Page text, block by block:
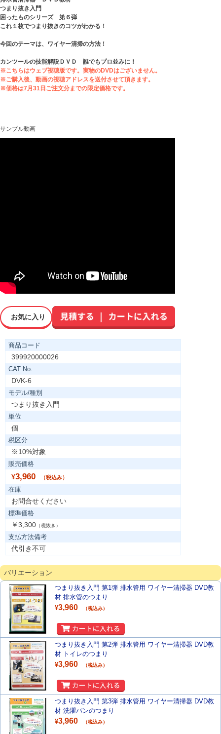
つまり抜き入門
困ったものシリーズ 第６弾
これ１枚でつまり抜きのコツがわかる！
今回のテーマは、ワイヤー清掃の方法！
カンツールの技能解説ＤＶＤ 誰でもプロ並みに！
※こちらはウェブ視聴版です。実物のDVDはございません。
※ご購入後、動画の視聴アドレスを送付させて頂きます。
※価格は7月31日ご注文分までの限定価格です。
サンプル動画
お気に入り
商品コード
399920000026
CAT No.
DVK-6
モデル/種別
つまり抜き入門
単位
個
税区分
※10%対象
販売価格
¥3,960 （税込み）
在庫
お問合せください
標準価格
￥3,300 （税抜き）
支払方法備考
代引き不可
バリエーション
つまり抜き入門 第1弾 排水管用 ワイヤー清掃器 DVD教
材 排水管のつまり
¥3,960 （税込み）
つまり抜き入門 第2弾 排水管用 ワイヤー清掃器 DVD教
材 トイレのつまり
¥3,960 （税込み）
つまり抜き入門 第3弾 排水管用 ワイヤー清掃器 DVD教
材 洗濯パンのつまり
¥3,960 （税込み）